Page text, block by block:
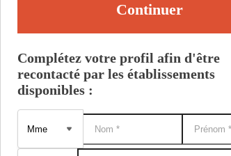
Continuer
Complétez votre profil afin d'être
recontacté par les établissements
disponibles :